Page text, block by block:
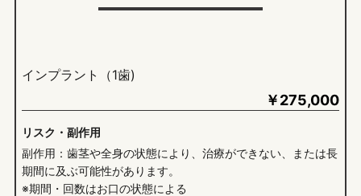
インプラント（1歯)
￥275,000
リスク・副作用
副作用：歯茎や全身の状態により、治療ができない、または長
期間に及ぶ可能性があります。
※期間・回数はお口の状態による